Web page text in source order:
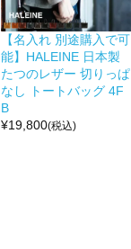
【名入れ 別途購入で可
能】HALEINE 日本製
たつのレザー 切りっぱ
なし トートバッグ 4F
B
¥19,800(税込)